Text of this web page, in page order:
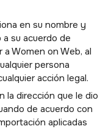
en su nombre y
su acuerdo de
Women on Web, al
persona
acción legal.
la dirección que le dio
de acuerdo con
aplicadas